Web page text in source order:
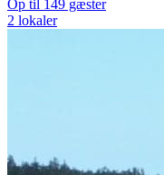
Op til 149 gæster
2 lokaler